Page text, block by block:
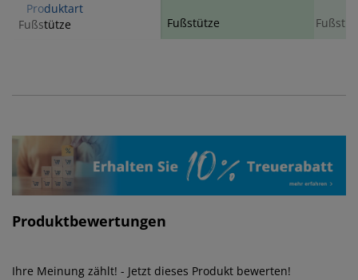
Produktart
Fußstütze
Fußstütze
Produktbewertungen
Ihre Meinung zählt! - Jetzt dieses Produkt bewerten!